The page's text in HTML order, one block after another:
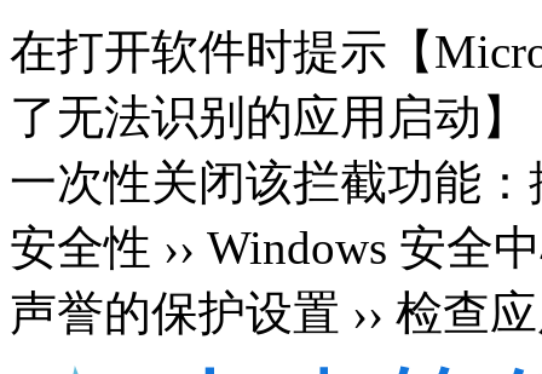
在打开软件时提示【
了无法识别的应用启动
一次性关闭该拦截功能：
安全性 ›› Windows 安全
声誉的保护设置 ›› 检查